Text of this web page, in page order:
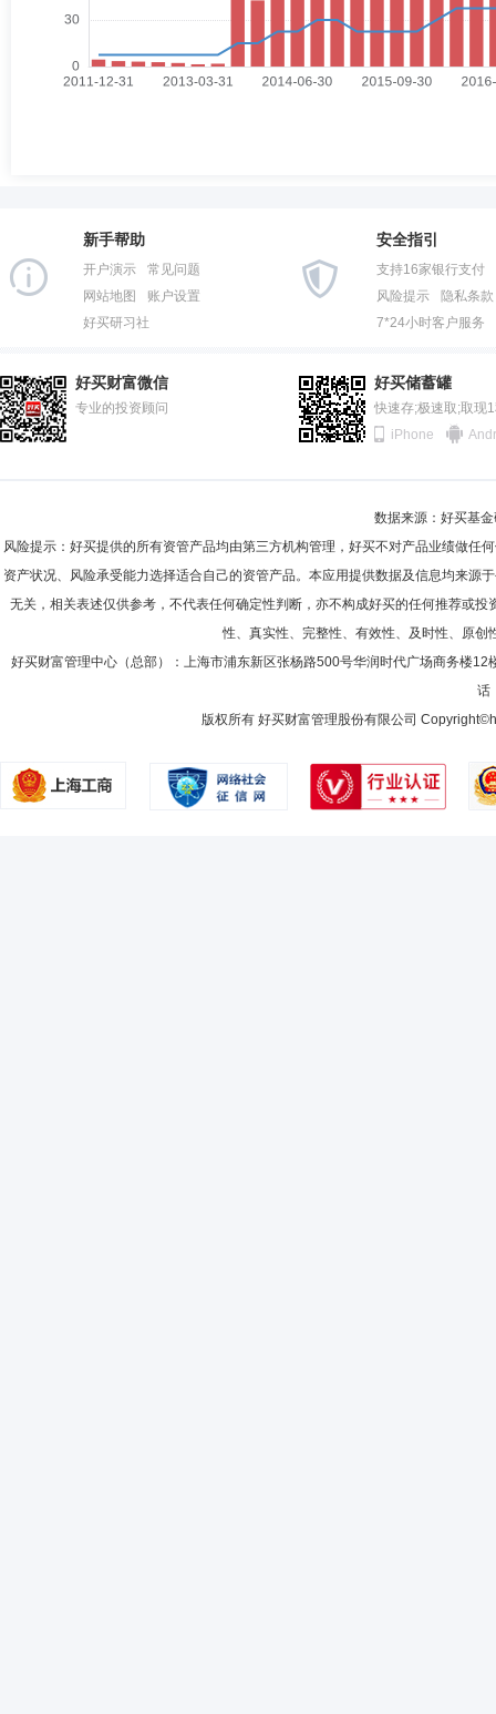
新手帮助
开户演示
常见问题
网站地图
账户设置
好买研习社
安全指引
支持16家银行支付
风险提示
隐私条款
7*24小时客户服务
好买财富微信
专业的投资顾问
好买储蓄罐
快速存;极速取;取现
iPhone
数据来源：好买基
风险提示：好买提供的所有资管产品均由第三方机构管理，好买不对产品业绩做
资产状况、风险承受能力选择适合自己的资管产品。本应用提供数据及信息均来
无关，相关表述仅供参考，不代表任何确定性判断，亦不构成好买的任何推荐或
性、真实性、完整性、有效性、及时性、原
好买财富管理中心（总部）：上海市浦东新区张杨路500号华润时代广场商务楼12
话
版权所有 好买财富管理股份有限公司